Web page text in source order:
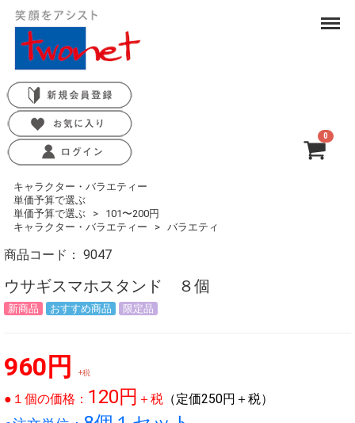
Menu
キャラクター・バラエティー
単価予算で選ぶ
単価予算で選ぶ
101〜200円
キャラクター・バラエティー
バラエティ
商品コード： 9047
ウサギスマホスタンド ８個
新商品 おすすめ商品 限定品
960円 +税
●１個の価格： 120円 ＋税 （定価250円＋税）
0